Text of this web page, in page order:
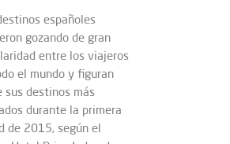
españoles
gozando de gran
entre los viajeros
el mundo y figuran
sus destinos más
durante la primera
de 2015, según el